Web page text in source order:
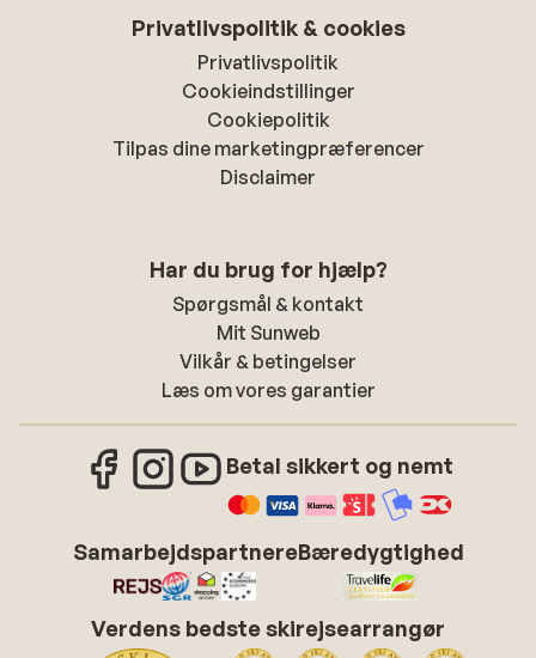
Privatlivspolitik & cookies
Privatlivspolitik
Cookieindstillinger
Cookiepolitik
Tilpas dine marketingpræferencer
Disclaimer
Har du brug for hjælp?
Spørgsmål & kontakt
Mit Sunweb
Vilkår & betingelser
Læs om vores garantier
Betal sikkert og nemt
SamarbejdspartnereBæredygtighed
Verdens bedste skirejsearrangør